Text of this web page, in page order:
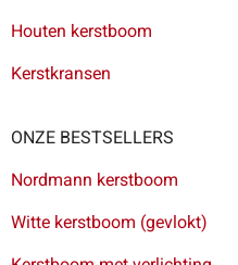
Houten kerstboom
Kerstkransen
ONZE BESTSELLERS
Nordmann kerstboom
Witte kerstboom (gevlokt)